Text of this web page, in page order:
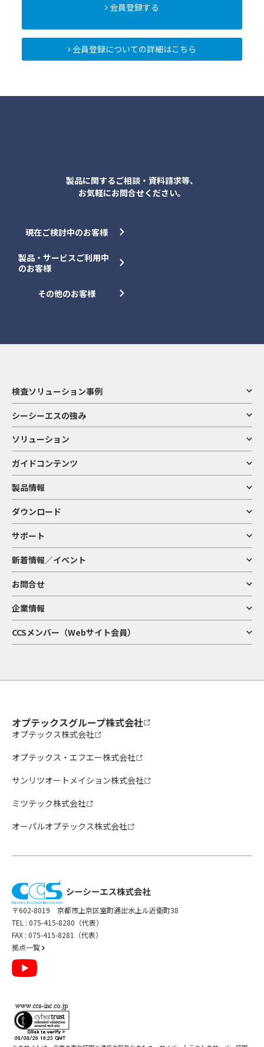
会員登録する
会員登録についての詳細はこちら
製品に関するご相談・資料請求等、
お気軽にお問合せください。
現在ご検討中のお客様
製品・サービスご利用中
のお客様
その他のお客様
検査ソリューション事例
シーシーエスの強み
ソリューション
ガイドコンテンツ
製品情報
ダウンロード
サポート
新着情報／イベント
お問合せ
企業情報
CCSメンバー（Webサイト会員）
オプテックスグループ株式会社
オプテックス株式会社
オプテックス・エフエー株式会社
サンリツオートメイション株式会社
ミツテック株式会社
オーパルオプテックス株式会社
〒602-8019 京都市上京区室町通出水上ル近衛町38
TEL : 075-415-8280（代表）
FAX : 075-415-8281（代表）
拠点一覧